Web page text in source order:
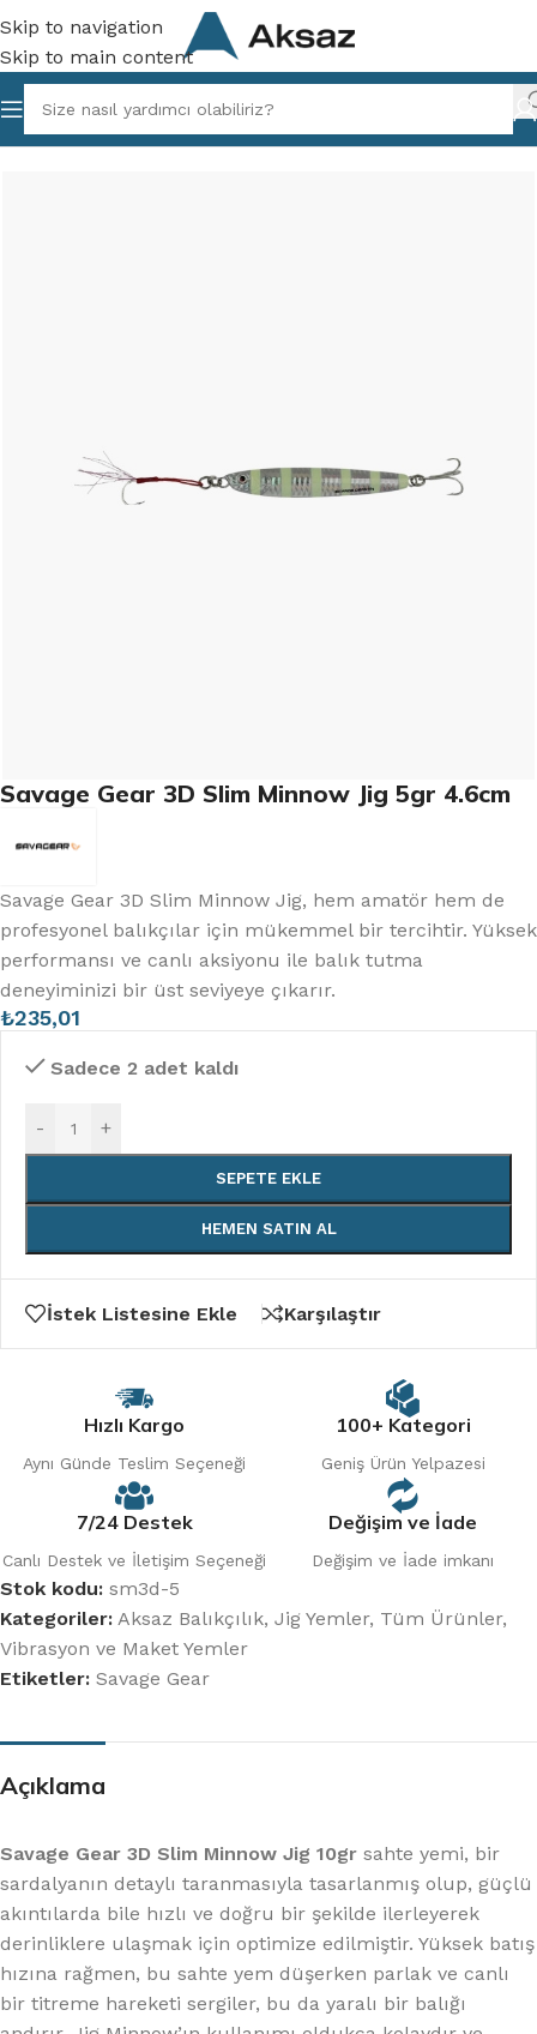
Skip to navigation
Skip to main content
/ Aksaz Balıkçılık/Vibrasyon ve Maket Yemler Jig Yemler
Savage Gear 3D Slim Minnow Jig 5gr 4.6cm
Savage Gear 3D Slim Minnow Jig, hem amatör hem de
profesyonel balıkçılar için mükemmel bir tercihtir. Yüksek
performansı ve canlı aksiyonu ile balık tutma
deneyiminizi bir üst seviyeye çıkarır.
₺235,01
Sadece 2 adet kaldı
- +
SEPETE EKLE
HEMEN SATIN AL
İstek Listesine Ekle Karşılaştır
Hızlı Kargo
Aynı Günde Teslim Seçeneği
100+ Kategori
Geniş Ürün Yelpazesi
7/24 Destek
Canlı Destek ve İletişim Seçeneği
Değişim ve İade
Değişim ve İade imkanı
Stok kodu: sm3d-5
Kategoriler: Aksaz Balıkçılık, Jig Yemler, Tüm Ürünler,
Vibrasyon ve Maket Yemler
Etiketler: Savage Gear
Açıklama
Savage Gear 3D Slim Minnow Jig 10gr sahte yemi, bir
sardalyanın detaylı taranmasıyla tasarlanmış olup, güçlü
akıntılarda bile hızlı ve doğru bir şekilde ilerleyerek
derinliklere ulaşmak için optimize edilmiştir. Yüksek batış
hızına rağmen, bu sahte yem düşerken parlak ve canlı
bir titreme hareketi sergiler, bu da yaralı bir balığı